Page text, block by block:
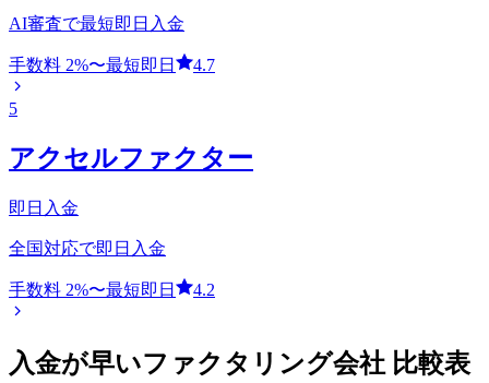
AI審査で最短即日入金
手数料 2%〜最短即日 4.7
5
アクセルファクター
即日入金
全国対応で即日入金
手数料 2%〜最短即日 4.2
入金が早いファクタリング会社 比較表